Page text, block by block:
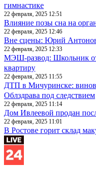
гимнастике
22 февраля, 2025 12:51
Влияние позы сна на
22 февраля, 2025 12:46
Вне сцены: Юрий Антонов
22 февраля, 2025 12:33
МЭШ-развод: Школьник
квартиру
22 февраля, 2025 11:55
ДТП в Мичуринске:
Облздрава под следствием
22 февраля, 2025 11:14
Дом Ивлеевой продан
22 февраля, 2025 11:01
В Ростове горит склад